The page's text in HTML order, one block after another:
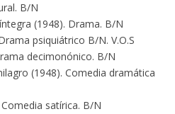
B/N
(1948). Drama. B/N
psiquiátrico B/N. V.O.S
decimonónico. B/N
(1948). Comedia dramática
satírica. B/N